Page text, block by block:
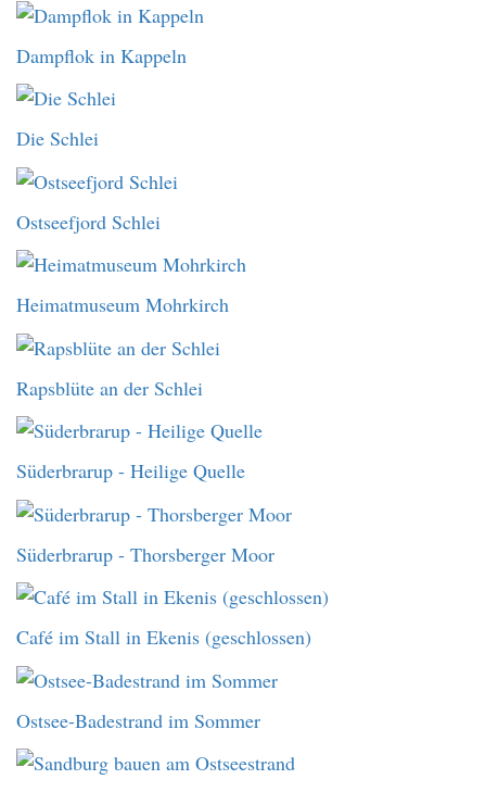
Dampflok in Kappeln
Die Schlei
Ostseefjord Schlei
Heimatmuseum Mohrkirch
Rapsblüte an der Schlei
Süderbrarup - Heilige Quelle
Süderbrarup - Thorsberger Moor
Café im Stall in Ekenis (geschlossen)
Ostsee-Badestrand im Sommer